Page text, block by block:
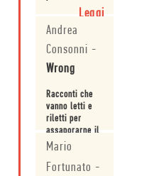
saldamente
equilibrio
tra la
rassegnazione
e la
di ciò
che
non si
vuol
perdere
condensa
la sua
Leggi
Andrea
Consonni -
Wrong
Racconti che
vanno letti e
riletti per
assaporarne il
gusto migliore
Mario
Fortunato -